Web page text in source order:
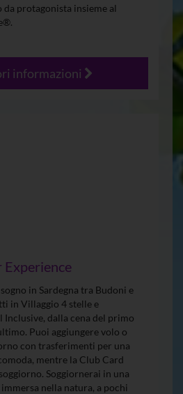
protagonista insieme al
informazioni
Experience
in Sardegna tra Budoni e
in Villaggio 4 stelle e
dalla cena del primo
Puoi aggiungere volo o
con trasferimenti per una
mentre la Club Card
Soggiornerai in una
nella natura, a pochi